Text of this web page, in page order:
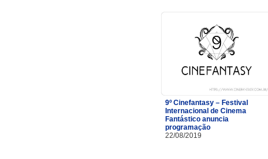
9º Cinefantasy – Festival
Internacional de Cinema
Fantástico anuncia
programação
22/08/2019